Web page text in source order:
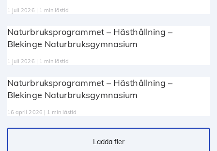
1 juli 2026 | 1 min lästid
Naturbruksprogrammet – Hästhållning –
Blekinge Naturbruksgymnasium
1 juli 2026 | 1 min lästid
Naturbruksprogrammet – Hästhållning –
Blekinge Naturbruksgymnasium
16 april 2026 | 1 min lästid
Ladda fler